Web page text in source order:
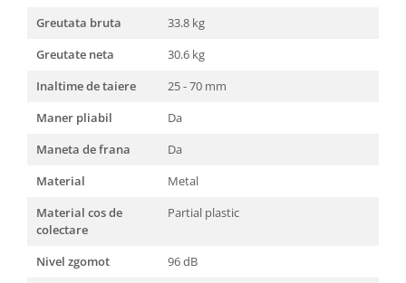
Greutata bruta
33.8 kg
Greutate neta
30.6 kg
Inaltime de taiere
25 - 70 mm
Maner pliabil
Da
Maneta de frana
Da
Material
Metal
Material cos de
colectare
Partial plastic
Nivel zgomot
96 dB